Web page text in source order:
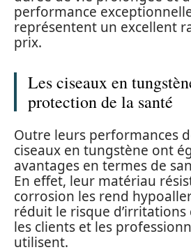
performance
représentent un excellent
prix.
Les ciseaux en
protection de la santé
Outre leurs performances
ciseaux en tungstène ont
avantages en termes de
En effet, leur matériau
corrosion les rend
réduit le risque
les clients et les
utilisent.